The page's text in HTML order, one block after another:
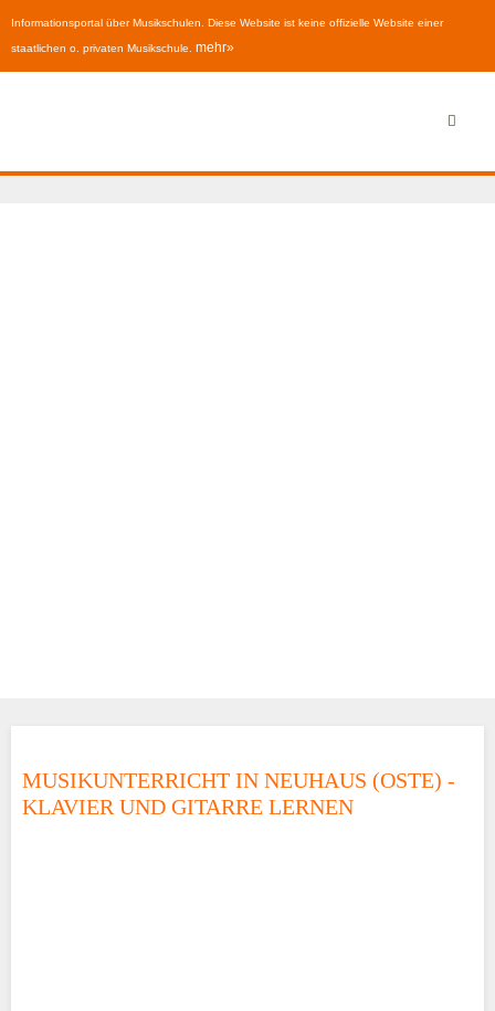
Informationsportal über Musikschulen. Diese Website ist keine offizielle Website einer
staatlichen o. privaten Musikschule. mehr»
MUSIKUNTERRICHT IN NEUHAUS (OSTE) -
KLAVIER UND GITARRE LERNEN